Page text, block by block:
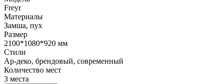
Freyr
Материалы
Замша, пух
Размер
2100*1080*920 мм
Стили
Ар-деко, брендовый, современный
Количество мест
3 места